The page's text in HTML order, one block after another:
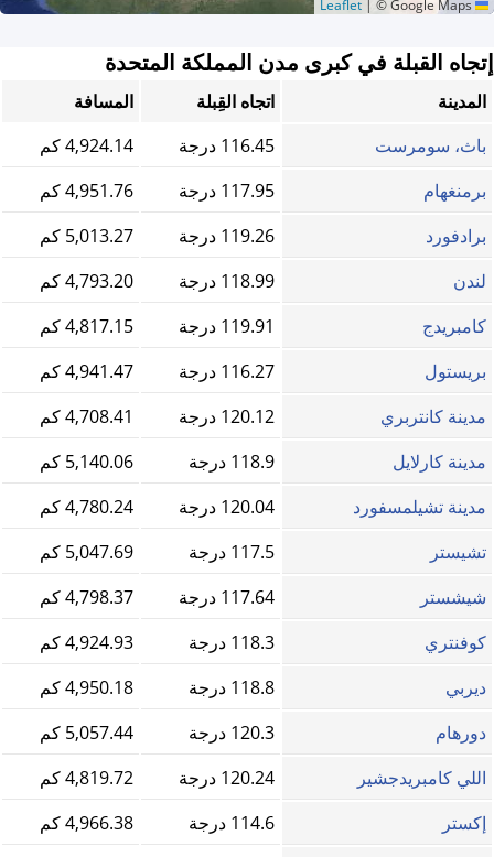
© Google Maps
إتجاه القبلة في كبرى مدن المملكة المتحدة
المدينة اتجاه القِبلة
المسافة
باث، سومرست
116.45 درجة
4,924.14 كم
برمنغهام
117.95 درجة
4,951.76 كم
برادفورد
119.26 درجة
5,013.27 كم
لندن
118.99 درجة
4,793.20 كم
كامبريدج
119.91 درجة
4,817.15 كم
بريستول
116.27 درجة
4,941.47 كم
مدينة كانتربري
120.12 درجة
4,708.41 كم
مدينة كارلايل
118.9 درجة
5,140.06 كم
مدينة تشيلمسفورد
120.04 درجة
4,780.24 كم
تشيستر
117.5 درجة
5,047.69 كم
شيشستر
117.64 درجة
4,798.37 كم
كوفنتري
118.3 درجة
4,924.93 كم
ديربي
118.8 درجة
4,950.18 كم
دورهام
120.3 درجة
5,057.44 كم
اللي كامبريدجشير
120.24 درجة
4,819.72 كم
إكستر
114.6 درجة
4,966.38 كم